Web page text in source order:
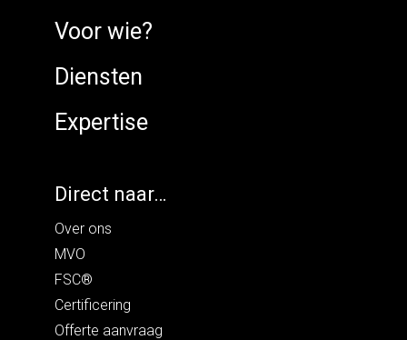
Voor wie?
Diensten
Expertise
Direct naar…
Over ons
MVO
FSC®
Certificering
Offerte aanvraag